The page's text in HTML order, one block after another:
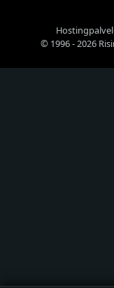
© 1996 - 2026